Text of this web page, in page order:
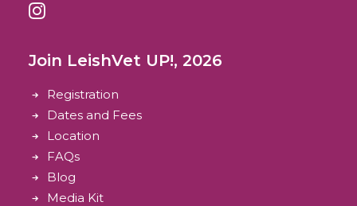
Join LeishVet UP!, 2026
Registration
Dates and Fees
Location
FAQs
Blog
Media Kit